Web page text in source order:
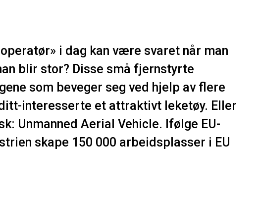
i dag kan være svaret når man
blir stor? Disse små fjernstyrte
som beveger seg ved hjelp av flere
interesserte et attraktivt leketøy. Eller
Unmanned Aerial Vehicle. Ifølge EU-
skape 150 000 arbeidsplasser i EU